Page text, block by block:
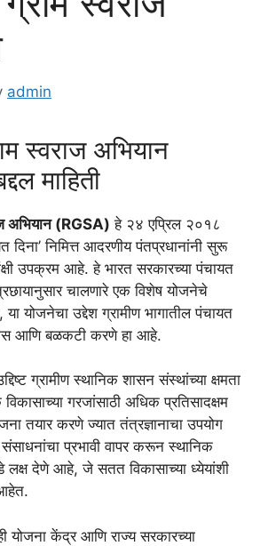
admin
स्वराज अभियान
माहिती
अभियान (RGSA) हे २४ एप्रिल २०१८
दिना’ निमित्त आदरणीय पंतप्रधानांनी सुरू
उपक्रम आहे. हे भारत सरकारच्या पंचायत
चालणारे एक विशेष योजनेचे
योजनेचा उद्देश ग्रामीण भागातील पंचायत
आणि बळकटी करणे हा आहे.
ग्रामीण स्थानिक शासन संस्थांच्या क्षमता
गरजांसाठी अधिक प्रतिसादक्षम
तयार करणे ज्यात तंत्रज्ञानाचा उपयोग
प्रभावी वापर करून स्थानिक
लक्ष देणे आहे, जे सतत विकासाच्या ध्येयांशी
योजना केंद्र आणि राज्य सरकारच्या